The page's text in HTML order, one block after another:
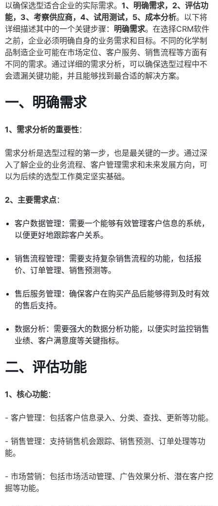
以确保选型适合企业的实际需求。 1、明确需求，2、评估功
能，3、考察供应商，4、试用测试，5、成本分析。以下将
详细描述其中的一个关键步骤： 明确需求。在选择CRM软件
之前，企业必须明确自身的业务需求和目标。不同的化学制
品制造企业可能在市场定位、客户服务、销售流程等方面有
不同的需求。通过详细的需求分析，可以确保选型过程中不
会遗漏关键功能，并且能够找到最合适的解决方案。
一、明确需求
1、需求分析的重要性：
需求分析是选型过程的第一步，也是最关键的一步。通过深
入了解企业的业务流程、客户管理需求和未来发展方向，可
以为后续的选型工作奠定坚实基础。
2、主要需求点：
客户数据管理：需要一个能够有效管理客户信息的系统，
以便更好地跟踪客户关系。
销售流程管理：需要支持复杂销售流程的功能，包括报
价、订单管理、销售预测等。
售后服务管理：确保客户在购买产品后能够得到及时有效
的售后支持。
数据分析：需要强大的数据分析功能，以便实时监控销售
业绩、客户满意度等关键指标。
二、评估功能
1、核心功能：
- 客户管理：包括客户信息录入、分类、查找、更新等功能。
- 销售管理：支持销售机会跟踪、销售预测、订单处理等功
能。
- 市场营销：包括市场活动管理、广告效果分析、潜在客户挖
掘等功能。